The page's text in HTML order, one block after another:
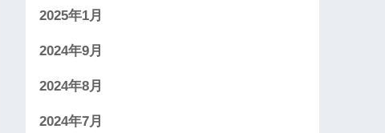
2025年1月
2024年9月
2024年8月
2024年7月